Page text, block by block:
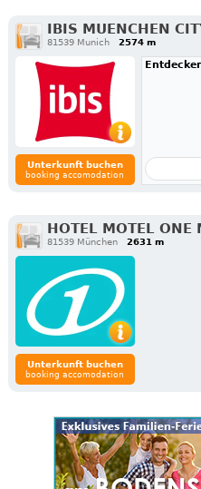
IBIS MUENCHEN
81539 Munich 2574 m
Unterkunft buchen
booking accomodation
HOTEL MOTEL ONE
81539 München 2631 m
Unterkunft buchen
booking accomodation